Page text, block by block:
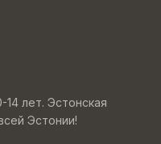
лет. Эстонская
Эстонии!